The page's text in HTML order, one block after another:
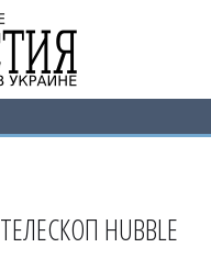
ТЕЛЕСКОП HUBBLE